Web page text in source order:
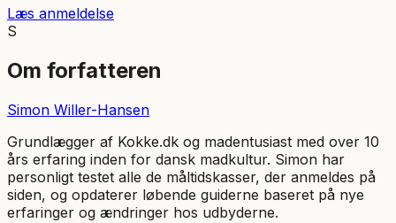
Læs anmeldelse
S
Om forfatteren
Simon Willer-Hansen
Grundlægger af Kokke.dk og madentusiast med over 10
års erfaring inden for dansk madkultur. Simon har
personligt testet alle de måltidskasser, der anmeldes på
siden, og opdaterer løbende guiderne baseret på nye
erfaringer og ændringer hos udbyderne.